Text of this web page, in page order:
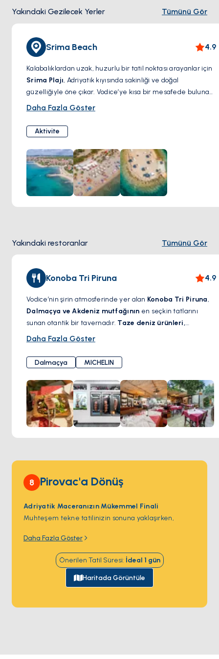
Yakındaki Gezilecek Yerler Tümünü Gör
Srima Beach 4.9
Kalabalıklardan uzak, huzurlu bir tatil noktası arayanlar için
Srima Plajı, Adriyatik kıyısında sakinliği ve doğal
güzelliğiyle öne çıkar. Vodice’ye kısa bir mesafede bulunan
bu plaj,berrak denizi, ince çakıllı sahili ve sakin
sunar. Özellikle aileler ve huzurlu bir deniz keyfi arayan
ziyaretçiler için popüler olan Srima Plajı, Dalmaçya güneşi
altında rahatlamak veya sahil boyunca keyifli bir yürüyüş
yapmak için mükemmel bir yerdir.
Daha Fazla Göster
Aktivite
Yakındaki restoranlar Tümünü Gör
Konoba Tri Piruna 4.9
Vodice’nin şirin atmosferinde yer alan Konoba Tri Piruna,
Dalmaçya ve Akdeniz mutfağının en seçkin tatlarını
sunan otantik bir tavernadır. Taze deniz ürünleri,
ustalıkla ızgara edilen etler ve geleneksel peka
taşlarını oluşturur.Tarihi taş duvarlı iç mekânı ve huzurlu
açık terası, konuklarına sıcak ve samimi bir yemek
deneyimi sunar. Bölgenin en iyi şaraplarıyla
eşleştirebileceğiniz bu lezzetler, Adriyatik mutfağının
gerçek ruhunu yansıtır.Romantik bir akşam yemeği veya
keyifli bir aile buluşması için Konoba Tri Piruna,
Vodice’de kaçırılmaması gereken bir gastronomik
noktadır.
Daha Fazla Göster
Dalmaçya MICHELIN
8 Pirovac'a Dönüş
Adriyatik Maceranızın Mükemmel Finali
Muhteşem tekne tatilinizin sonuna yaklaşırken,
başladığı büyüleyici kıyı kasabasına. Yolculuğun son
anları, Adriyatik’in huzurlu sularında bir kez daha keyif
alma fırsatı sunuyor. Güneş, dingin denizin üzerinde
altın yansımalar bırakırken, keşfettiğiniz gizli koyları,
berrak suları ve hareketli ada hayatını hatırlıyorsunuz.
Daha Fazla Göster
Önerilen Tatil Süresi: İdeal 1 gün
Haritada Görüntüle